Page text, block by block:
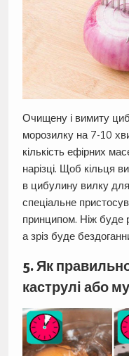
Очищену і вимиту
морозилку на 7-10
кількість ефірних
нарізці. Щоб кільця
в цибулину вилку
спеціальне
принципом. Ніж буде
а зріз буде
5. Як
каструлі або